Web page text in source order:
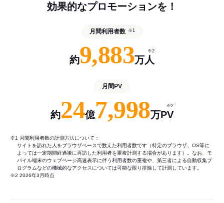
効果的なプロモーションを！
月間利用者数 ※1
約9,883万人
※2
月間PV
約24億7,998万PV
※2
※1 月間利用者数の計測方法について：
サイトを訪れた人をブラウザベースで数えた利用者数です（特定のブラウザ、OS等に
よっては一定期間経過後に再訪した利用者を重複計測する場合があります）。なお、モ
バイル端末のウェブページ高速表示に伴う利用者数の重複や、第三者による自動収集プ
ログラムなどの機械的なアクセスについては可能な限り排除して計測しています。
※2 2026年3月時点